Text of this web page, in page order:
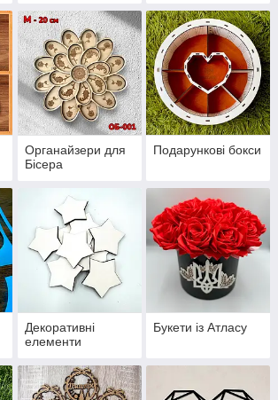
Органайзери для
Бісера
Подарункові бокси
Декоративні
елементи
Букети із Атласу